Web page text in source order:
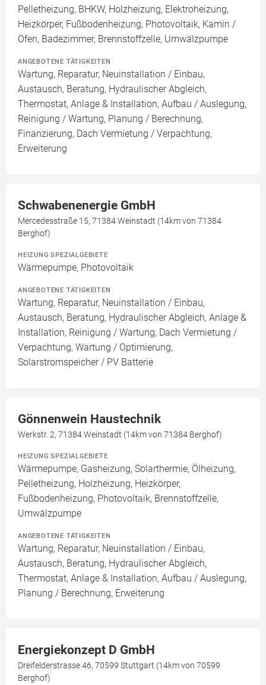
Pelletheizung, BHKW, Holzheizung, Elektroheizung,
Heizkörper, Fußbodenheizung, Photovoltaik, Kamin /
Ofen, Badezimmer, Brennstoffzelle, Umwälzpumpe
ANGEBOTENE TÄTIGKEITEN
Wartung, Reparatur, Neuinstallation / Einbau,
Austausch, Beratung, Hydraulischer Abgleich,
Thermostat, Anlage & Installation, Aufbau / Auslegung,
Reinigung / Wartung, Planung / Berechnung,
Finanzierung, Dach Vermietung / Verpachtung,
Erweiterung
Schwabenenergie GmbH
Mercedesstraße 15, 71384 Weinstadt (14km von 71384
Berghof)
HEIZUNG SPEZIALGEBIETE
Wärmepumpe, Photovoltaik
ANGEBOTENE TÄTIGKEITEN
Wartung, Reparatur, Neuinstallation / Einbau,
Austausch, Beratung, Hydraulischer Abgleich, Anlage &
Installation, Reinigung / Wartung, Dach Vermietung /
Verpachtung, Wartung / Optimierung,
Solarstromspeicher / PV Batterie
Gönnenwein Haustechnik
Werkstr. 2, 71384 Weinstadt (14km von 71384 Berghof)
HEIZUNG SPEZIALGEBIETE
Wärmepumpe, Gasheizung, Solarthermie, Ölheizung,
Pelletheizung, Holzheizung, Heizkörper,
Fußbodenheizung, Photovoltaik, Brennstoffzelle,
Umwälzpumpe
ANGEBOTENE TÄTIGKEITEN
Wartung, Reparatur, Neuinstallation / Einbau,
Austausch, Beratung, Hydraulischer Abgleich,
Thermostat, Anlage & Installation, Aufbau / Auslegung,
Planung / Berechnung, Erweiterung
Energiekonzept D GmbH
Dreifelderstrasse 46, 70599 Stuttgart (14km von 70599
Berghof)